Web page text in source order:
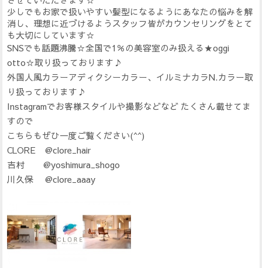
少しでもお家で扱いやすい髪型になるようにあなたの悩みを解
消し、理想に近づけるようスタッフ皆がカウンセリングをとて
も大切にしています☆
SNSでも話題沸騰☆全国で1％の美容室のみ扱える★oggi
otto☆取り扱っております♪
外国人風カラーアディクシーカラー、イルミナカラN.カラー取
り扱っております♪
Instagramでお客様スタイルや撮影などなど たくさん載せてま
すので
こちらもぜひ一度ご覧ください(^^)
CLORE @clore_hair
吉村 @yoshimura_shogo
川久保 @clore_aaay